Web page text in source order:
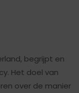
begrijpt en
Het doel van
over de manier